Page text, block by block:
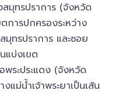
มุทรปราการ (จังหวัด
การปกครองระหว่าง
ทรปราการ และซอย
แบ่งเขต
ระประแดง (จังหวัด
แม่น้ำเจ้าพระยาเป็นเส้น